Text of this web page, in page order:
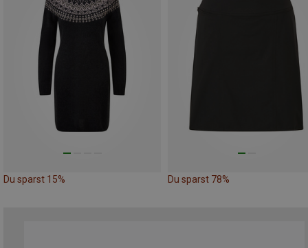
Du sparst 15% Du sparst 78%